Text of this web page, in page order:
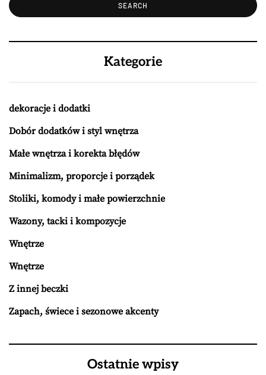
Kategorie
dekoracje i dodatki
Dobór dodatków i styl wnętrza
Małe wnętrza i korekta błędów
Minimalizm, proporcje i porządek
Stoliki, komody i małe powierzchnie
Wazony, tacki i kompozycje
Wnętrze
Wnętrze
Z innej beczki
Zapach, świece i sezonowe akcenty
Ostatnie wpisy